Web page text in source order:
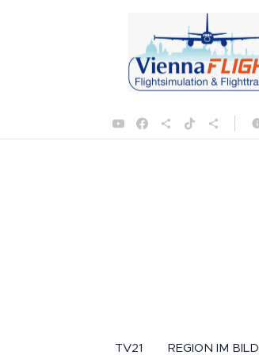
TV21 REGION IM BILD